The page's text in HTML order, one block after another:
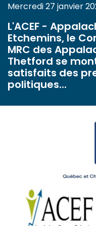
Mercredi 27 janvier
L'ACEF -
Etchemins, le
MRC des
Thetford se
satisfaits des
politiques...